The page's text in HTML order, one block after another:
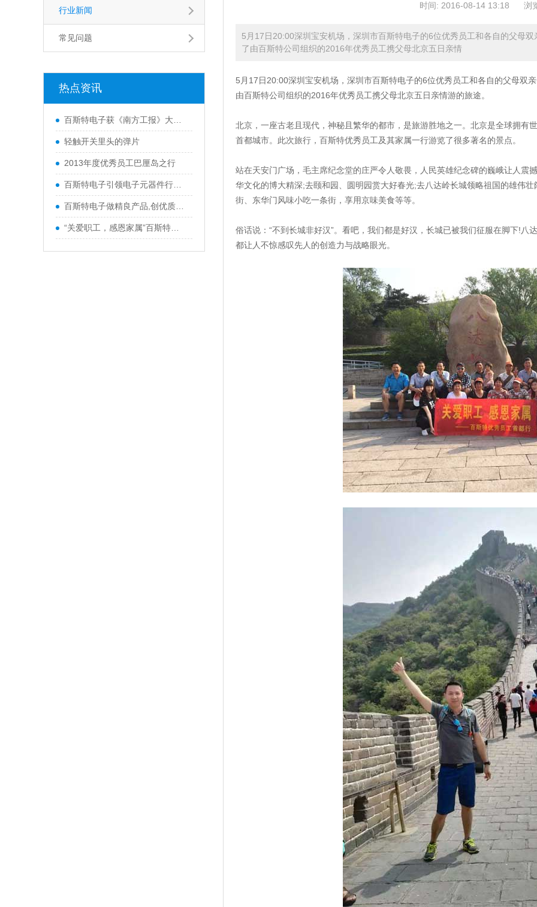
行业新闻
常见问题
热点资讯
百斯特电子获《南方工报》大篇幅报
轻触开关里头的弹片
2013年度优秀员工巴厘岛之行
百斯特电子引领电子元器件行业,产品
百斯特电子做精良产品,创优质品牌
“关爱职工，感恩家属”百斯特优秀
时间: 2016-08-14 13:18 浏
5月17日20:00深圳宝安机场，深圳市百斯特电子的6位优秀员工和各自的父母
了由百斯特公司组织的2016年优秀员工携父母北京五日亲情
5月17日20:00深圳宝安机场，深圳市百斯特电子的6位优秀员工和各自的父母双
由百斯特公司组织的2016年优秀员工携父母北京五日亲情游的旅途。
北京，一座古老且现代，神秘且繁华的都市，是旅游胜地之一。北京是全球拥有
首都城市。此次旅行，百斯特优秀员工及其家属一行游览了很多著名的景点。
站在天安门广场，毛主席纪念堂的庄严令人敬畏，人民英雄纪念碑的巍峨让人震
华文化的博大精深;去颐和园、圆明园赏大好春光;去八达岭长城领略祖国的雄伟
街、东华门风味小吃一条街，享用京味美食等等。
俗话说：“不到长城非好汉”。看吧，我们都是好汉，长城已被我们征服在脚下!
都让人不惊感叹先人的创造力与战略眼光。